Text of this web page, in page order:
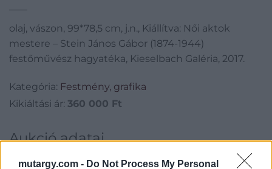
mutargy.com - Do Not Process My Personal
olaj, vászon, 99*78,5 cm, j.n., Kiállítva: Női aktok
mestere – Stein János Gábor (1874-1944)
festőművész hagyatéka, Kieselbach Galéria, 2017.
Kategória: Festmény, grafika
Kikiáltási ár: 360 000 Ft
Aukció adatai
243. Régi mesterek, 19. századi művészek